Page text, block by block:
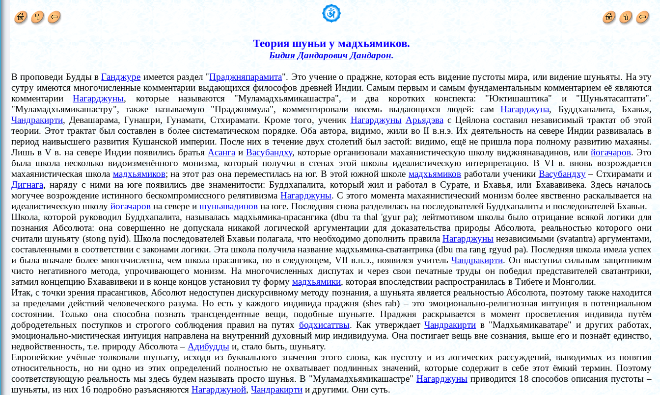
Теория шуньи у мадхьямиков.
Бидия Дандарович Дандарон.
В проповеди Будды вГанджуре имеется раздел "Праджняпарамита". Это учение о праджне, которая есть видение пустоты мира, или видение шуньяты. На эту
сутру имеются многочисленные комментарии выдающихся философов древней Индии. Самым первым и самым фундаментальным комментарием её являются
комментарииНагарджуны, которые называются "Муламадхьямикашастра", и два коротких конспекта: "Юктишаштика" и "Шуньятасаптати".
"Муламадхьямикашастру", также называемую "Праджнямула", комментировали восемь выдающихся людей: самНагарджуна, Буддхапалита, Бхавья,
Чандракирти, Девашарама, Гунашри, Гунамати, Стхирамати. Кроме того, ученик Нагарджуны Арьядэвас Цейлона составил независимый трактат об этой
теории. Этот трактат был составлен в более систематическом порядке. Оба автора, видимо, жили во II в.н.э. Их деятельность на севере Индии развивалась в
период наивысшего развития Кушанской империи. После них в течение двух столетий был застой: видимо, ещё не пришла пора полному развитию махаяны.
Лишь в V в. на севере Индии появились братья АсангаиВасубандху, которые организовали махаянистическую школу виджнянавадинов, или йогачаров. Это
была школа несколько видоизменённого монизма, который получил в стенах этой школы идеалистическую интерпретацию. В VI в. вновь возрождается
махаянистическая школа мадхьямиков; на этот раз она переместилась на юг. В этой южной школемадхьямиков работали ученики Васубандху – Стхирамати и
Дигнага, наряду с ними на юге появились две знаменитости: Буддхапалита, который жил и работал в Сурате, и Бхавья, или Бхававивека. Здесь началось
могучее возрождение истинного бескомпромиссного релятивизмаНагарджуны. С этого момента махаянистический монизм более явственно раскалывается на
идеалистическую школу йогачаров на севере и шуньявадинов на юге. Последняя снова разделилась на последователей Буддхапалиты и последователей Бхавьи.
Школа, которой руководил Буддхапалита, называлась мадхьямика-прасангика (dbu та thal 'gyur pa); лейтмотивом школы было отрицание всякой логики для
познания Абсолюта: она совершенно не допускала никакой логической аргументации для доказательства природы Абсолюта, реальностью которого они
считали шуньяту (stong nyid). Школа последователей Бхавьи полагала, что необходимо дополнить правила Нагарджуны независимыми (svatantra) аргументами,
составленными в соответствии с законами логики. Эта школа получила название мадхьямика-сватантрика (dbu ma rang rgyud pa). Последняя школа имела успех
и была вначале более многочисленна, чем школа прасангика, но в следующем, VII в.н.э., появился учительЧандракирти. Он выступил сильным защитником
чисто негативного метода, упрочивающего монизм. На многочисленных диспутах и через свои печатные труды он победил представителей сватантрики,
затмил концепцию Бхававивеки и в конце концов установил ту форму мадхьямики, которая впоследствии распространилась в Тибете и Монголии.
Итак, с точки зрения прасангиков, Абсолют недоступен дискурсивному методу познания, а шуньята является реальностью Абсолюта, поэтому также находится
за пределами действий человеческого разума. Но есть у каждого индивида праджня (shes rab)–это эмоционально-религиозная интуиция в потенциальном
состоянии. Только она способна познать трансцендентные вещи, подобные шуньяте. Праджня раскрывается в момент просветления индивида путём
добродетельных поступков и строгого соблюдения правил на путях бодхисаттвы. Как утверждаетЧандракирти в "Мадхьямикаватаре" и других работах,
эмоционально-мистическая интуиция направлена на внутренний духовный мир индивидуума. Она постигает вещь вне сознания, выше его и познаёт единство,
недвойственность, т.е. природу Абсолюта– Адибудды и, стало быть, шуньяту.
Европейские учёные толковали шуньяту, исходя из буквального значения этого слова, как пустоту и из логических рассуждений, выводимых из понятия
относительность, но ни одно из этих определений полностью не охватывает подлинных значений, которые содержит в себе этот ёмкий термин. Поэтому
соответствующую реальность мы здесь будем называть просто шунья. В "Муламадхьямикашастре" Нагарджуныприводится 18 способов описания пустоты–
шуньяты, из них 16 подробно разъясняются Нагарджуной, Чандракирти и другими. Они суть.